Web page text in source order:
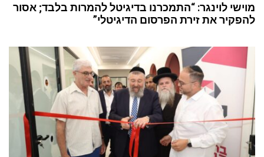
מוישי לוינגר: “התמכרנו בדיגיטל להמרות בלבד; אסור
להפקיר את זירת הפרסום הדיגיטלי”